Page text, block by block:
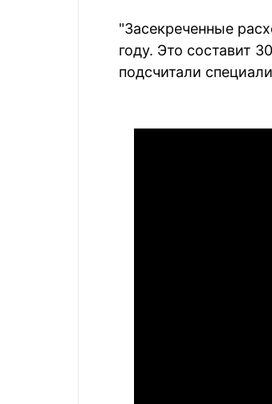
"Засекреченные
году. Это составит
подсчитали